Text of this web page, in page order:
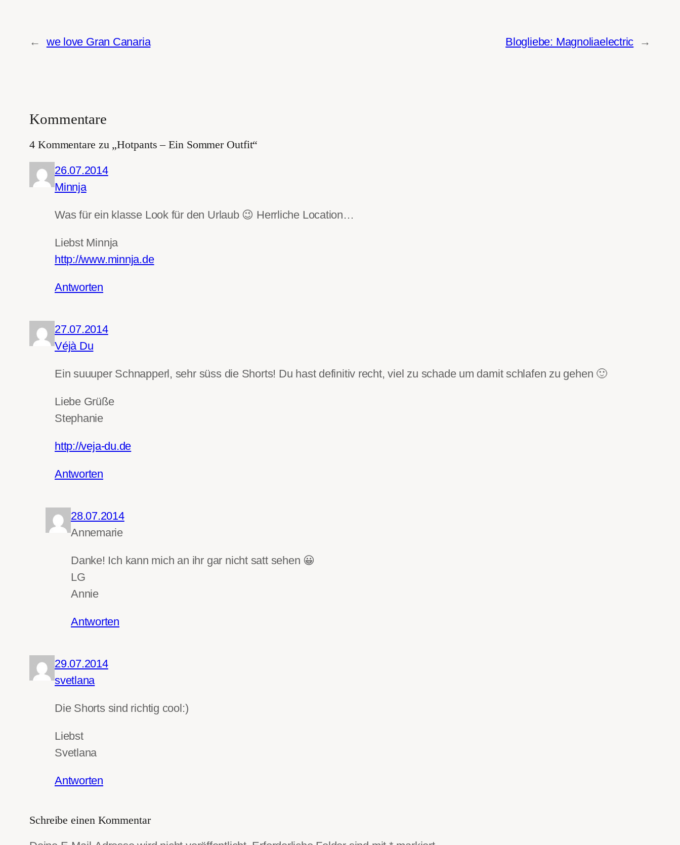
← we love Gran Canaria Blogliebe: Magnoliaelectric →
Kommentare
4 Kommentare zu „Hotpants – Ein Sommer Outfit“
26.07.2014
Minnja
Was für ein klasse Look für den Urlaub 😉 Herrliche Location…
Liebst Minnja
http://www.minnja.de
Antworten
27.07.2014
Véjà Du
Ein suuuper Schnapperl, sehr süss die Shorts! Du hast definitiv recht, viel zu schade um damit schlafen zu gehen 🙂
Liebe Grüße
Stephanie
http://veja-du.de
Antworten
28.07.2014
Annemarie
Danke! Ich kann mich an ihr gar nicht satt sehen 😀
LG
Annie
Antworten
29.07.2014
svetlana
Die Shorts sind richtig cool:)
Liebst
Svetlana
Antworten
Schreibe einen Kommentar